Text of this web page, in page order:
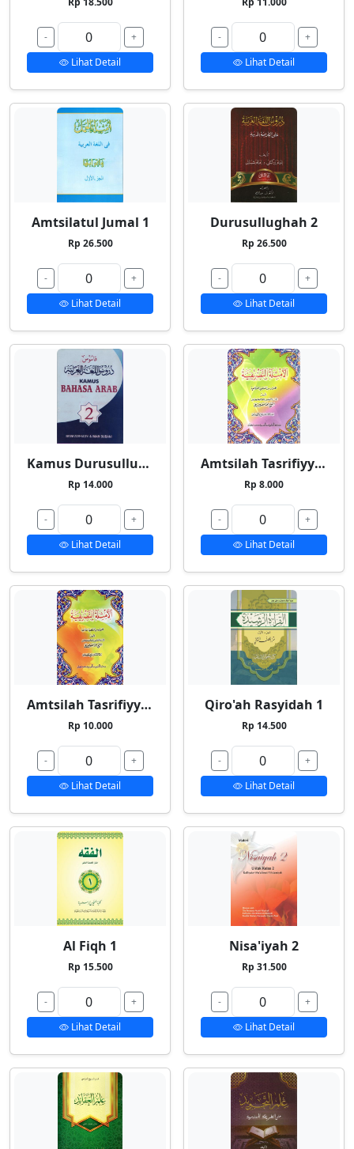
-
+
Lihat Detail
-
+
Lihat Detail
Amtsilatul Jumal 1
Rp 26.500
-
+
Lihat Detail
Durusullughah 2
Rp 26.500
-
+
Lihat Detail
Kamus Durusullughah 2
Rp 14.000
-
+
Lihat Detail
Amtsilah Tasrifiyyah Kecil
Rp 8.000
-
+
Lihat Detail
Amtsilah Tasrifiyyah Besar
Rp 10.000
-
+
Lihat Detail
Qiro'ah Rasyidah 1
Rp 14.500
-
+
Lihat Detail
Al Fiqh 1
Rp 15.500
-
+
Lihat Detail
Nisa'iyah 2
Rp 31.500
-
+
Lihat Detail